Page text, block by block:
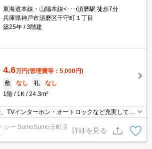
東海道本線・山陽本線<･･･/須磨駅 徒歩7分
兵庫県神戸市須磨区千守町１丁目
築25年
3階建
4.6万円(管理費等：5,000円)
敷
なし 礼
なし
1階
1K 24.3m²
TVインターホン・オートロックなど充実してい
ばっちりです。収納はシューズボックス・クロ
で、広々と空間を利用することも可能です。こ
としても多い、洗面化粧台のある物件です。充
1Kのお部屋で始めることができます。
シー SumoSumo元町店
詳細を見る